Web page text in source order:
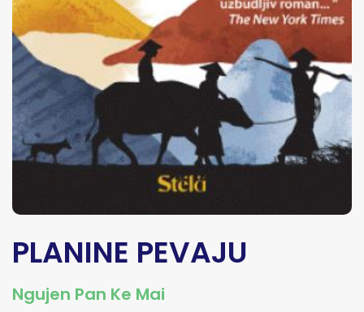
PLANINE PEVAJU
Ngujen Pan Ke Mai